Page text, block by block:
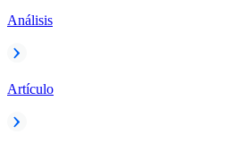
Análisis
Artículo